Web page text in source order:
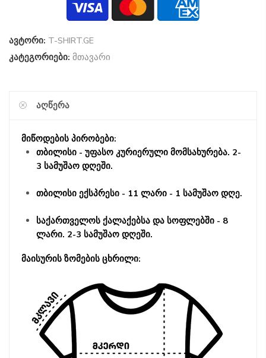
ავტორი: T-SHIRT.GE
კატეგორიები: მთავარი
ᲐᲦᲬᲔᲠᲐ
მიწოდების პირობები:
თბილისი - უფასო კურიერული მომსახურება. 2-
3 სამუშაო დღეში.
თბილისი ექსპრესი - 11 ლარი - 1 სამუშაო დღე.
საქართველოს ქალაქებსა და სოფლებში - 8
ლარი. 2-3 სამუშაო დღეში.
მაისურის ზომების ცხრილი: